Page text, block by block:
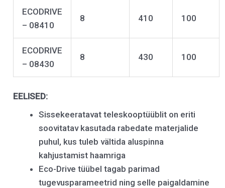
ECODRIVE
– 08410
8 410 100
ECODRIVE
– 08430
8 430 100
EELISED:
Sissekeeratavat teleskooptüüblit on eriti
soovitatav kasutada rabedate materjalide
puhul, kus tuleb vältida aluspinna
kahjustamist haamriga
Eco-Drive tüübel tagab parimad
tugevusparameetrid ning selle paigaldamine